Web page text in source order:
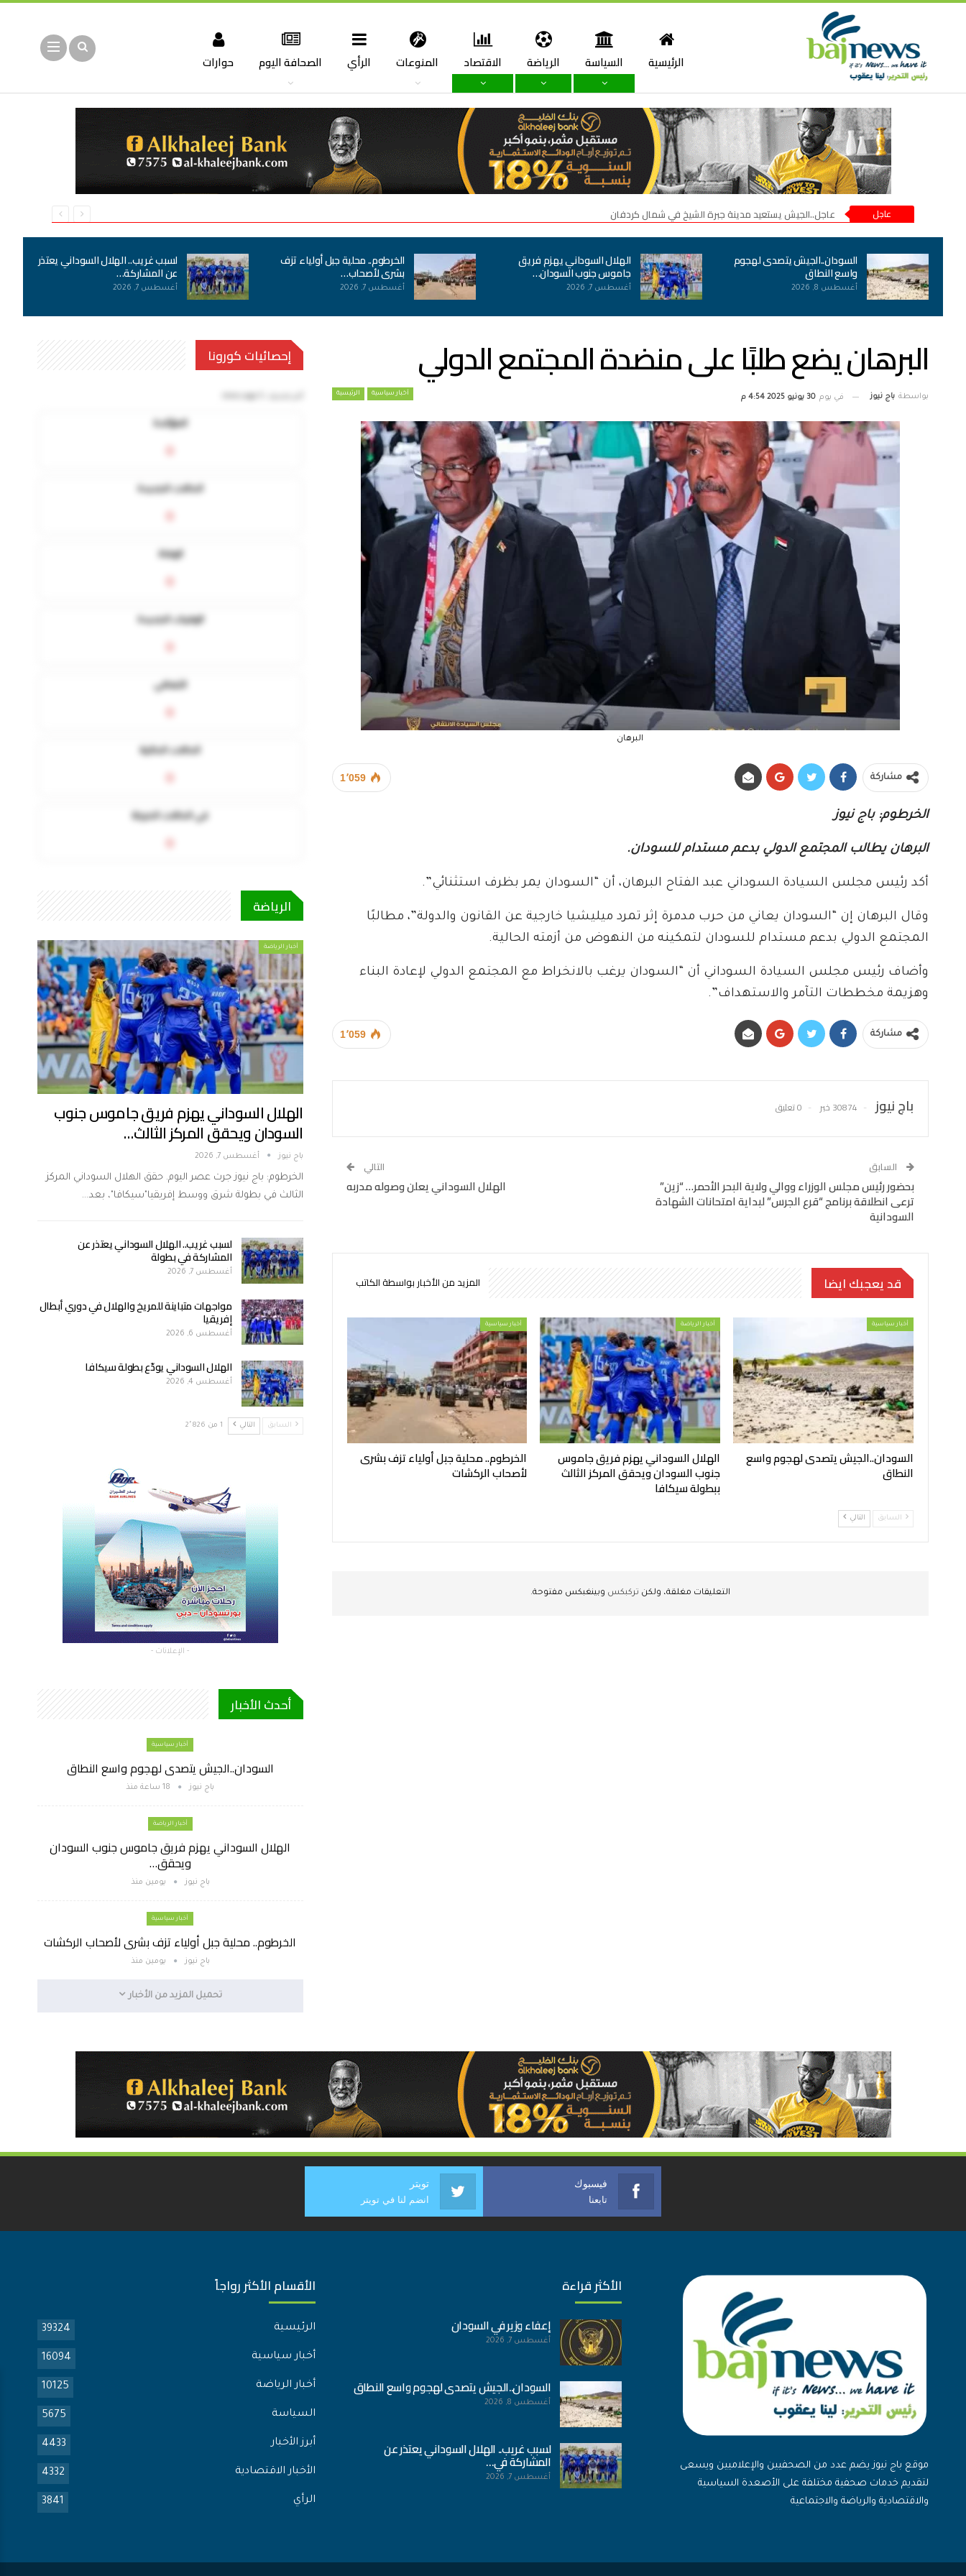
الرئيسية السياسة الرياضة الاقتصاد المنوعات الرأي الصحافة اليوم حوارات
عاجل عاجل..الجيش يستعيد مدينة جبرة الشيخ في شمال كردفان
السودان..الجيش يتصدى لهجوم
واسع النطاق
أغسطس 8, 2026
الهلال السوداني يهزم فريق
جاموس جنوب السودان…
أغسطس 7, 2026
الخرطوم.. محلية جبل أولياء تزف
بشرى لأصحاب…
أغسطس 7, 2026
لسبب غريب.. الهلال السوداني يعتذر
عن المشاركة…
أغسطس 7, 2026
البرهان يضع طلبًا على منضدة المجتمع الدولي
أخبار سياسية الرئيسية بواسطة باج نيوز في يوم 30 يونيو 2025 4:54 م
البرهان
1٬059 مشاركة
الخرطوم: باج نيوز
البرهان يطالب المجتمع الدولي بدعم مستدام للسودان.
أكد رئيس مجلس السيادة السوداني عبد الفتاح البرهان، أن “السودان يمر بظرف استثنائي”.
وقال البرهان إن “السودان يعاني من حرب مدمرة إثر تمرد ميليشيا خارجية عن القانون والدولة”، مطالبًا
المجتمع الدولي بدعم مستدام للسودان لتمكينه من النهوض من أزمته الحالية.
وأضاف رئيس مجلس السيادة السوداني أن “السودان يرغب بالانخراط مع المجتمع الدولي لإعادة البناء
وهزيمة مخططات التآمر والاستهداف”.
1٬059 مشاركة
باج نيوز 30874 خبر 0 تعليق
السابق
بحضور رئيس مجلس الوزراء ووالي ولاية البحر الأحمر… “زين”
ترعى انطلاقة برنامج “قرع الجرس” لبداية امتحانات الشهادة
السودانية
التالي
الهلال السوداني يعلن وصوله مدربه
قد يعجبك ايضا المزيد من الأخبار بواسطة الكاتب
أخبار سياسية
السودان..الجيش يتصدى لهجوم واسع
النطاق
أخبار الرياضة
الهلال السوداني يهزم فريق جاموس
جنوب السودان ويحقق المركز الثالث
ببطولة سيكافا
أخبار سياسية
الخرطوم.. محلية جبل أولياء تزف بشرى
لأصحاب الركشات
السابق التالي
التعليقات مغلقة، ولكن تركبكس وبينغبكس مفتوحة.
إحصائيات كورونا
التعافي
في الحالات الحرجة
الرياضة
أخبار الرياضة
الهلال السوداني يهزم فريق جاموس جنوب
السودان ويحقق المركز الثالث…
باج نيوز أغسطس 7, 2026
الخرطوم: باج نيوز جرت عصر اليوم. حقق الهلال السوداني المركز
الثالث في بطولة شرق ووسط إفريقيا"سيكافا"، بعد…
لسبب غريب.. الهلال السوداني يعتذر عن
المشاركة في بطولة
أغسطس 7, 2026
مواجهات متباينة للمريخ والهلال في دوري أبطال
إفريقيا
أغسطس 6, 2026
الهلال السوداني يودّع بطولة سيكافا
أغسطس 4, 2026
السابق التالي 1 من 2٬826
- الإعلانات -
أحدث الأخبار
أخبار سياسية
السودان..الجيش يتصدى لهجوم واسع النطاق
باج نيوز 18 ساعة منذ
أخبار الرياضة
الهلال السوداني يهزم فريق جاموس جنوب السودان
ويحقق…
باج نيوز يومين منذ
أخبار سياسية
الخرطوم.. محلية جبل أولياء تزف بشرى لأصحاب الركشات
باج نيوز يومين منذ
تحميل المزيد من الأخبار
فيسبوك
تابعنا
تويتر
انضم لنا في تويتر
موقع باج نيوز يضم عدد من الصحفيين والإعلاميين ويسعى
لتقديم خدمات صحفية مختلفة على الأصعدة السياسية
والاقتصادية والرياضة والاجتماعية
الأكثر قراءة
إعفاء وزير في السودان
أغسطس 7, 2026
السودان..الجيش يتصدى لهجوم واسع النطاق
أغسطس 8, 2026
لسبب غريب.. الهلال السوداني يعتذر عن
المشاركة في…
أغسطس 7, 2026
الأقسام الأكثر رواجاً
الرئيسية 39324
أخبار سياسية 16094
أخبار الرياضة 10125
السياسة 5675
أبرز الأخبار 4433
الأخبار الاقتصادية 4332
الرأي 3841